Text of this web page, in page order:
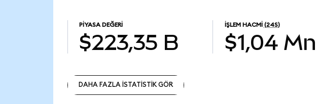
PIYASA DEĞERI
$223,35 B
İŞLEM HACMI (24S)
$1,04 Mn
DAHA FAZLA İSTATİSTİK GÖR